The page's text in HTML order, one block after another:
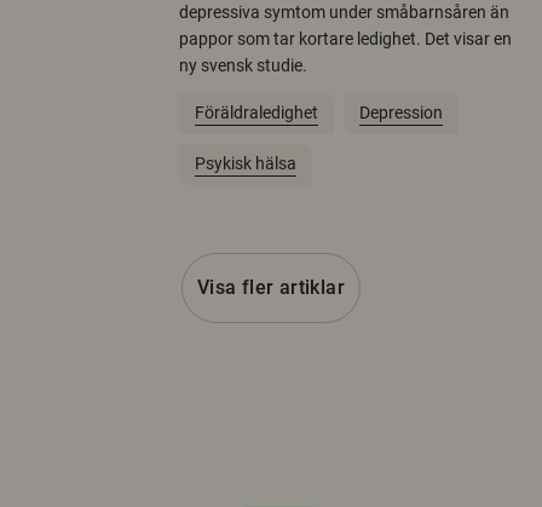
depressiva symtom under småbarnsåren än
pappor som tar kortare ledighet. Det visar en
ny svensk studie.
Föräldraledighet Depression
Psykisk hälsa
Visa fler artiklar